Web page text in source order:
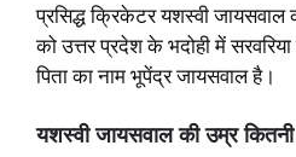
प्रसिद्ध क्रिकेटर यशस्वी
को उत्तर प्रदेश के भदोही में
पिता का नाम भूपेंद्र जायसवाल है।
यशस्वी जायसवाल की उम्र